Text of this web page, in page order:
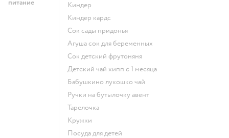
питание
киндер
киндер кардс
сок сады придонья
агуша сок для беременных
сок детский фрутоняня
детский чай хипп с 1 месяца
бабушкино лукошко чай
ручки на бутылочку авент
тарелочка
кружки
посуда для детей